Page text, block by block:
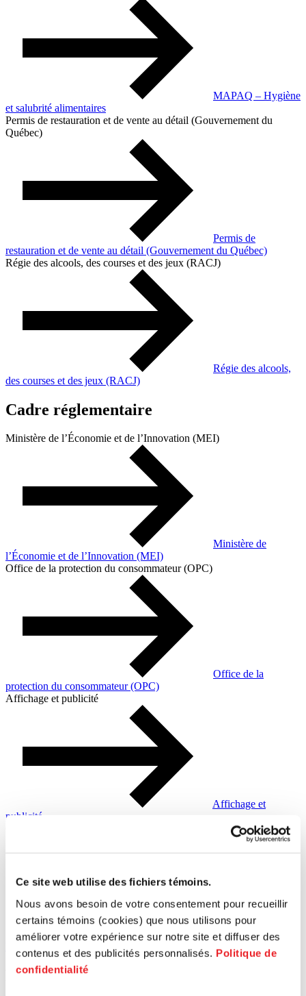
Ce site web utilise des fichiers témoins.
Nous avons besoin de votre consentement pour recueillir
certains témoins (cookies) que nous utilisons pour
améliorer votre expérience sur notre site et diffuser des
contenus et des publicités personnalisés. Politique de
confidentialité
MAPAQ – Hygiène
et salubrité alimentaires
Permis de restauration et de vente au détail (Gouvernement du
Québec)
Permis de
restauration et de vente au détail (Gouvernement du Québec)
Régie des alcools, des courses et des jeux (RACJ)
Régie des alcools,
des courses et des jeux (RACJ)
Cadre réglementaire
Ministère de l’Économie et de l’Innovation (MEI)
Ministère de
l’Économie et de l’Innovation (MEI)
Office de la protection du consommateur (OPC)
Office de la
protection du consommateur (OPC)
Affichage et publicité
Affichage et
publicité
Office québécois de
la langue française (OQLF)
Formation et développement des